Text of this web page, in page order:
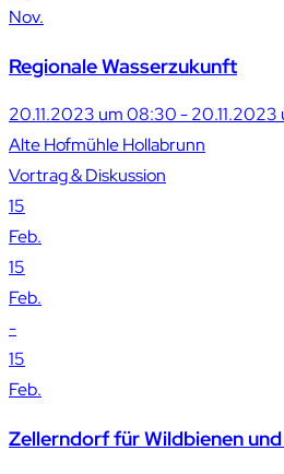
Nov.
Regionale Wasserzukunft
20.11.2023 um 08:30 - 20.11.2023
Alte Hofmühle Hollabrunn
Vortrag & Diskussion
15
Feb.
15
Feb.
-
15
Feb.
Zellerndorf für Wildbienen